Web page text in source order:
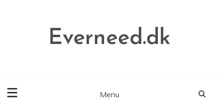
Everneed.dk
Menu